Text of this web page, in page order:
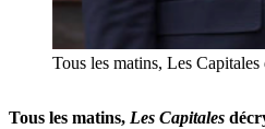
Tous les matins, Les
Tous les matins, Les Capitales